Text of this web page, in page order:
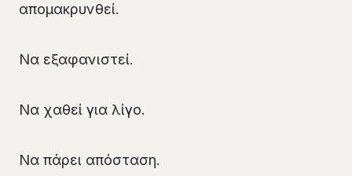
απομακρυνθεί.
Να εξαφανιστεί.
Να χαθεί για λίγο.
Να πάρει απόσταση.